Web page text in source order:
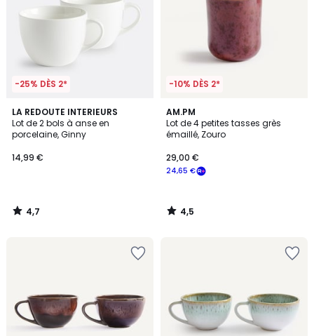
-25% DÈS 2*
LA REDOUTE INTERIEURS
Lot de 2 bols à anse en
porcelaine, Ginny
14,99 €
4,7
/ 5
4,7
/
-10% DÈS 2*
AM.PM
Lot de 4 petites tasses grès
émaillé, Zouro
24,65 €
29,00 €
4,5
/ 5
4,5
/